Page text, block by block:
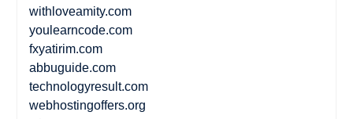
withloveamity.com
youlearncode.com
fxyatirim.com
abbuguide.com
technologyresult.com
webhostingoffers.org